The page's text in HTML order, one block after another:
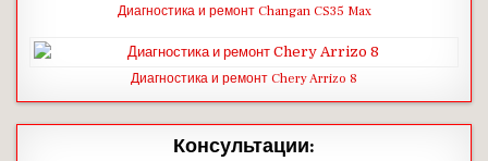
Диагностика и ремонт Changan CS35 Max
Диагностика и ремонт Chery Arrizo 8
Консультации: